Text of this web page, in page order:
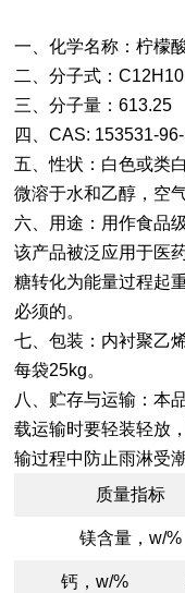
一、化学名称：柠檬
二、分子式：
三、分子量：613.25
四、CAS: 153531-
五、性状：白色或类
微溶于水和乙醇，空
六、用途：用作食品
该产品被泛应用于医
糖转化为能量过程起
必须的。
七、包装：内衬聚乙
每袋25kg。
八、贮存与运输：本
载运输时要轻装轻放
输过程中防止雨淋受
质量指标
镁含量，w/%
钙，w/%